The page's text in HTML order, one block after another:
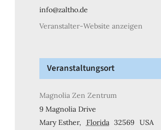
info@zaltho.de
Veranstalter-Website anzeigen
Veranstaltungsort
Magnolia Zen Zentrum
9 Magnolia Drive
Mary Esther, Florida 32569 USA